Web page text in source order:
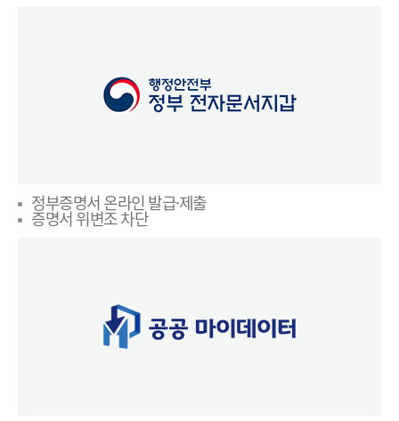
정부증명서 온라인 발급·제출
증명서 위변조 차단